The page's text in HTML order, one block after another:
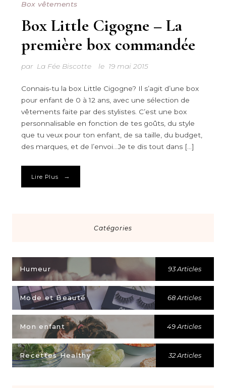
Box vêtements
Box Little Cigogne – La
première box commandée
par La Fée Biscotte le 19 mai 2015
Connais-tu la box Little Cigogne? Il s’agit d’une box
pour enfant de 0 à 12 ans, avec une sélection de
vêtements faite par des stylistes. C’est une box
personnalisable en fonction de tes goûts, du style
que tu veux pour ton enfant, de sa taille, du budget,
des marques, et de l’envoi…Je te dis tout dans […]
Lire Plus →
Catégories
Humeur 93 Articles
Mode et Beauté 68 Articles
Mon enfant 49 Articles
Recettes Healthy 32 Articles